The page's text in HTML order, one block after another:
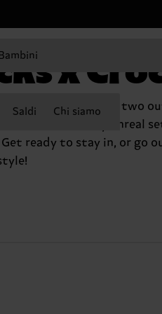
Bambini
Saldi Chi siamo
x
up to give you two
color, absolutely unreal
ready to stay in, or go